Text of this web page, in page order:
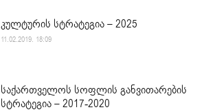
კულტურის სტრატეგია – 2025
11.02.2019. 18:09
საქართველოს სოფლის განვითარების
სტრატეგია – 2017-2020